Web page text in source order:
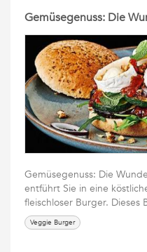
Gemüsegenuss: Die
Gemüsegenuss: Die
entführt Sie in eine
fleischloser Burger.
Veggie Burger